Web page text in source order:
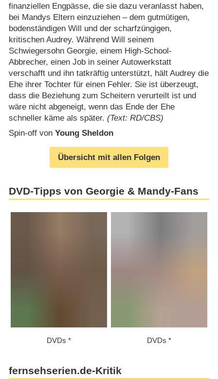
finanziellen Engpässe, die sie dazu veranlasst haben,
bei Mandys Eltern einzuziehen – dem gutmütigen,
bodenständigen Will und der scharfzüngigen,
kritischen Audrey. Während Will seinem
Schwiegersohn Georgie, einem High-School-
Abbrecher, einen Job in seiner Autowerkstatt
verschafft und ihn tatkräftig unterstützt, hält Audrey die
Ehe ihrer Tochter für einen Fehler. Sie ist überzeugt,
dass die Beziehung zum Scheitern verurteilt ist und
wäre nicht abgeneigt, wenn das Ende der Ehe
schneller käme als später. (Text: RD/CBS)
Spin-off von Young Sheldon
Übersicht mit allen Folgen
DVD-Tipps von Georgie & Mandy-Fans
DVDs DVDs
fernsehserien.de-Kritik